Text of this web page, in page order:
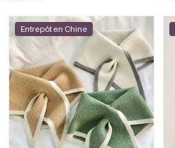
Entrepôt en Chine